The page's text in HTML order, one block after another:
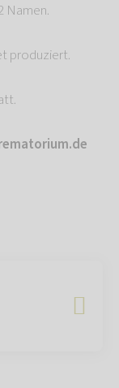
Namen.
produziert.